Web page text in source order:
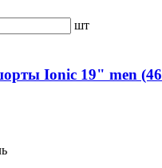
шт
Ionic 19" men